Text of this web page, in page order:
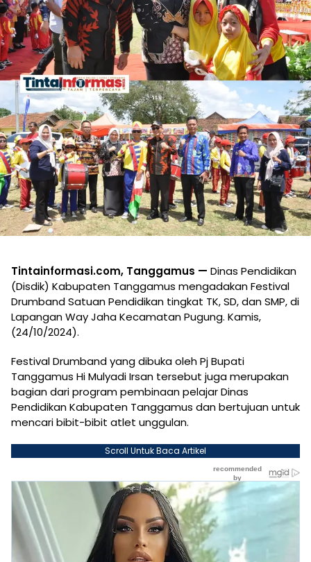
Tintainformasi.com, Tanggamus — Dinas Pendidikan
(Disdik) Kabupaten Tanggamus mengadakan Festival
Drumband Satuan Pendidikan tingkat TK, SD, dan SMP, di
Lapangan Way Jaha Kecamatan Pugung. Kamis,
(24/10/2024).
Festival Drumband yang dibuka oleh Pj Bupati
Tanggamus Hi Mulyadi Irsan tersebut juga merupakan
bagian dari program pembinaan pelajar Dinas
Pendidikan Kabupaten Tanggamus dan bertujuan untuk
mencari bibit-bibit atlet unggulan.
Scroll Untuk Baca Artikel